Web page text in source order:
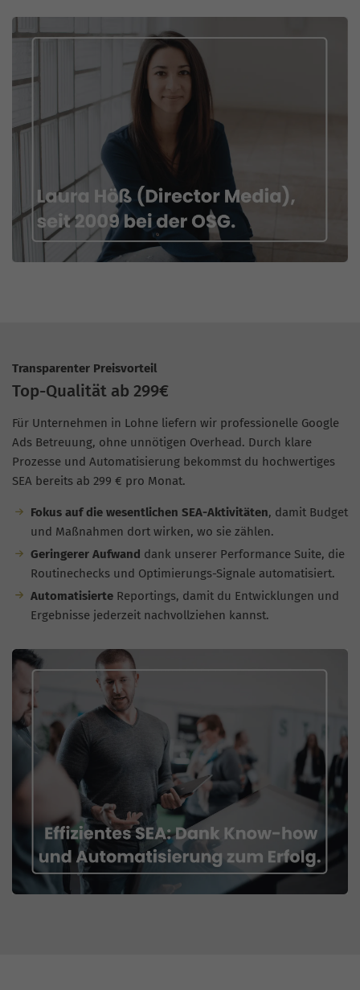
Transparenter Preisvorteil
Top-Qualität ab 299€
Für Unternehmen in Lohne liefern wir professionelle Google
Ads Betreuung, ohne unnötigen Overhead. Durch klare
Prozesse und Automatisierung bekommst du hochwertiges
SEA bereits ab 299 € pro Monat.
Fokus auf die wesentlichen SEA-Aktivitäten, damit Budget
und Maßnahmen dort wirken, wo sie zählen.
Geringerer Aufwand dank unserer Performance Suite, die
Routinechecks und Optimierungs-Signale automatisiert.
AutomatisierteReportings, damit du Entwicklungen und
Ergebnisse jederzeit nachvollziehen kannst.